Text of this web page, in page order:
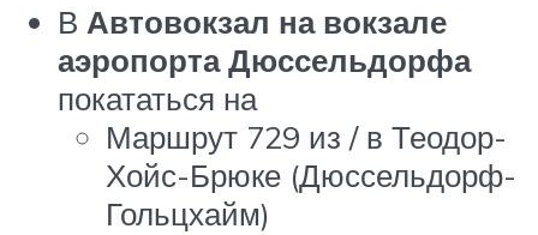
В Автовокзал на вокзале
аэропорта Дюссельдорфа
покататься на
Маршрут 729 из / в Теодор-
Хойс-Брюке (Дюссельдорф-
Гольцхайм)